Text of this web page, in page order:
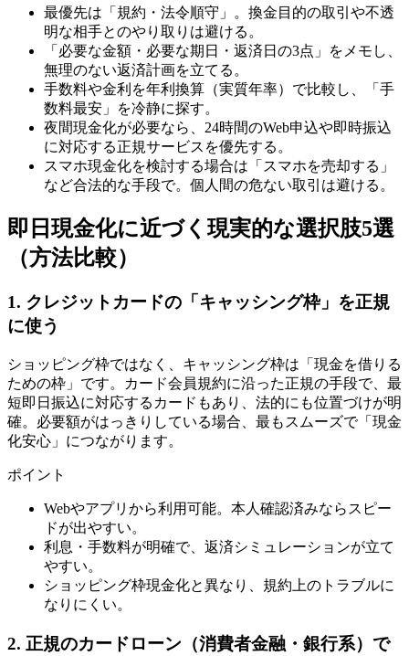
最優先は「規約・法令順守」。換金目的の取引や不透
明な相手とのやり取りは避ける。
「必要な金額・必要な期日・返済日の3点」をメモし、
無理のない返済計画を立てる。
手数料や金利を年利換算（実質年率）で比較し、「手
数料最安」を冷静に探す。
夜間現金化が必要なら、24時間のWeb申込や即時振込
に対応する正規サービスを優先する。
スマホ現金化を検討する場合は「スマホを売却する」
など合法的な手段で。個人間の危ない取引は避ける。
即日現金化に近づく現実的な選択肢5選
（方法比較）
1. クレジットカードの「キャッシング枠」を正規
に使う
ショッピング枠ではなく、キャッシング枠は「現金を借りる
ための枠」です。カード会員規約に沿った正規の手段で、最
短即日振込に対応するカードもあり、法的にも位置づけが明
確。必要額がはっきりしている場合、最もスムーズで「現金
化安心」につながります。
ポイント
Webやアプリから利用可能。本人確認済みならスピー
ドが出やすい。
利息・手数料が明確で、返済シミュレーションが立て
やすい。
ショッピング枠現金化と異なり、規約上のトラブルに
なりにくい。
2. 正規のカードローン（消費者金融・銀行系）で